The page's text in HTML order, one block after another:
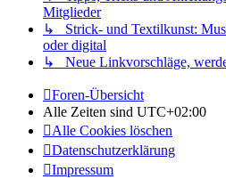
Mitglieder
↳ Strick- und Textilkunst:
oder digital
↳ Neue Linkvorschläge,
Foren-Übersicht
Alle Zeiten sind UTC+02:00
Alle Cookies löschen
Datenschutzerklärung
Impressum